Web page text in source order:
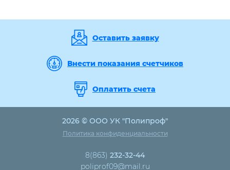
Оставить заявку
Внести показания счетчиков
Оплатить счета
2026 © ООО УК "Полипроф"
Политика конфиденциальности
8(863) 232-32-44
poliprof09@mail.ru